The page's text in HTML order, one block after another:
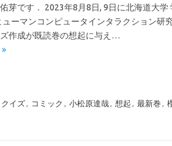
芽です． 2023年8月8日, 9日に北海道大学
ーマンコンピュータインタラクション研
ズ作成が既読巻の想起に与え…
クイズ, コミック , 小松原達哉, 想起 , 最新巻 ,